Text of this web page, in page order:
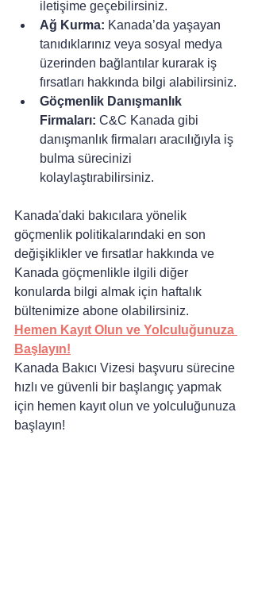
iletişime geçebilirsiniz.
Ağ Kurma: Kanada’da yaşayan
tanıdıklarınız veya sosyal medya
üzerinden bağlantılar kurarak iş
fırsatları hakkında bilgi alabilirsiniz.
Göçmenlik Danışmanlık
Firmaları: C&C Kanada gibi
danışmanlık firmaları aracılığıyla iş
bulma sürecinizi
kolaylaştırabilirsiniz.
Kanada'daki bakıcılara yönelik
göçmenlik politikalarındaki en son
değişiklikler ve fırsatlar hakkında ve
Kanada göçmenlikle ilgili diğer
konularda bilgi almak için haftalık
bültenimize abone olabilirsiniz.
Hemen Kayıt Olun ve Yolculuğunuza
Başlayın!
Kanada Bakıcı Vizesi başvuru sürecine
hızlı ve güvenli bir başlangıç yapmak
için hemen kayıt olun ve yolculuğunuza
başlayın!